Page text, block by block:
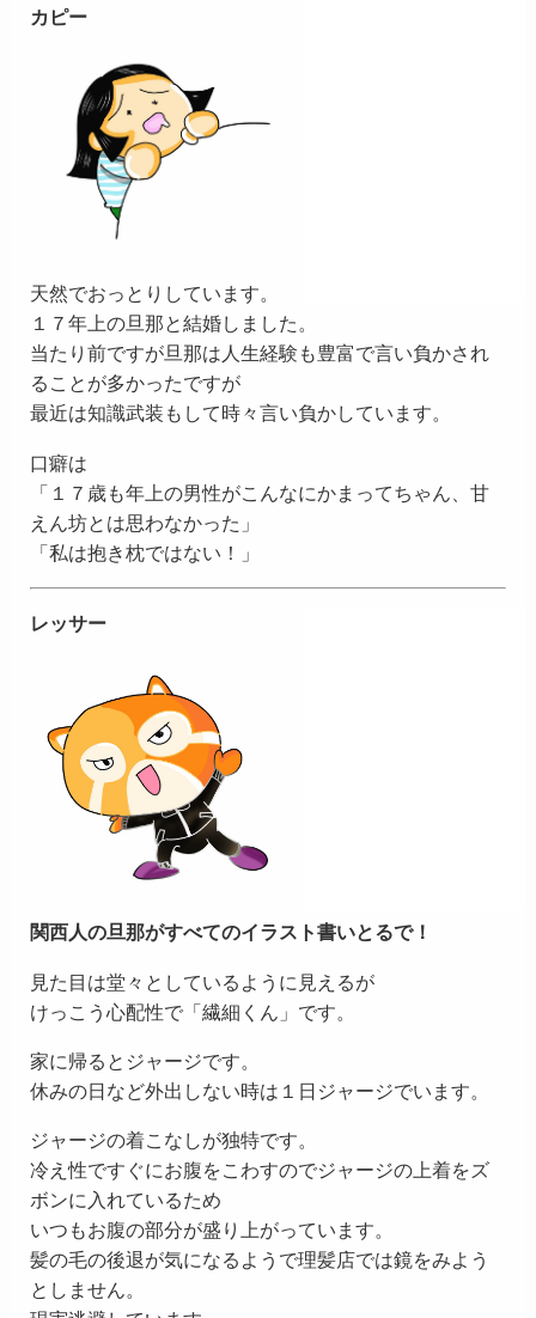
カピー
天然でおっとりしています。
１７年上の旦那と結婚しました。
当たり前ですが旦那は人生経験も豊富で言い負かされ
ることが多かったですが
最近は知識武装もして時々言い負かしています。
口癖は
「１７歳も年上の男性がこんなにかまってちゃん、甘
えん坊とは思わなかった」
「私は抱き枕ではない！」
レッサー
関西人の旦那がすべてのイラスト書いとるで！
見た目は堂々としているように見えるが
けっこう心配性で「繊細くん」です。
家に帰るとジャージです。
休みの日など外出しない時は１日ジャージでいます。
ジャージの着こなしが独特です。
冷え性ですぐにお腹をこわすのでジャージの上着をズ
ボンに入れているため
いつもお腹の部分が盛り上がっています。
髪の毛の後退が気になるようで理髪店では鏡をみよう
としません。